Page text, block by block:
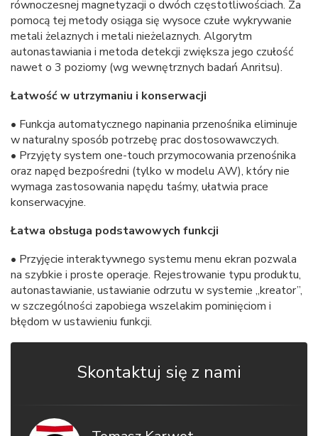
równoczesnej magnetyzacji o dwóch częstotliwościach. Za
pomocą tej metody osiąga się wysoce czułe wykrywanie
metali żelaznych i metali nieżelaznych. Algorytm
autonastawiania i metoda detekcji zwiększa jego czułość
nawet o 3 poziomy (wg wewnętrznych badań Anritsu).
Łatwość w utrzymaniu i konserwacji
• Funkcja automatycznego napinania przenośnika eliminuje
w naturalny sposób potrzebę prac dostosowawczych.
• Przyjęty system one-touch przymocowania przenośnika
oraz napęd bezpośredni (tylko w modelu AW), który nie
wymaga zastosowania napędu taśmy, ułatwia prace
konserwacyjne.
Łatwa obsługa podstawowych funkcji
• Przyjęcie interaktywnego systemu menu ekran pozwala
na szybkie i proste operacje. Rejestrowanie typu produktu,
autonastawianie, ustawianie odrzutu w systemie „kreator”,
w szczególności zapobiega wszelakim pominięciom i
błędom w ustawieniu funkcji.
Skontaktuj się z nami